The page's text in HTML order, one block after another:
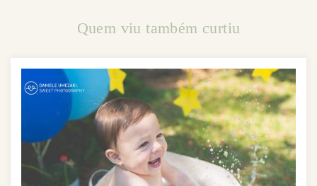
Quem viu também curtiu